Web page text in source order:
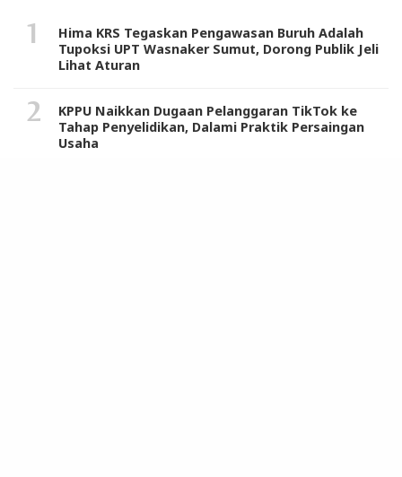
Hima KRS Tegaskan Pengawasan Buruh Adalah
Tupoksi UPT Wasnaker Sumut, Dorong Publik Jeli
Lihat Aturan
KPPU Naikkan Dugaan Pelanggaran TikTok ke
Tahap Penyelidikan, Dalami Praktik Persaingan
Usaha